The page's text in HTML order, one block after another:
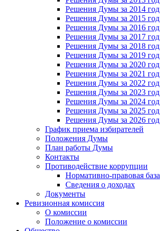
Решения Думы за 2014 год
Решения Думы за 2015 год
Решения Думы за 2016 год
Решения Думы за 2017 год
Решения Думы за 2018 год
Решения Думы за 2019 год
Решения Думы за 2020 год
Решения Думы за 2021 год
Решения Думы за 2022 год
Решения Думы за 2023 год
Решения Думы за 2024 год
Решения Думы за 2025 год
Решения Думы за 2026 год
График приема избирателей
Положения Думы
План работы Думы
Контакты
Противодействие коррупции
Нормативно-правовая база
Сведения о доходах
Документы
Ревизионная комиссия
О комиссии
Положение о комиссии